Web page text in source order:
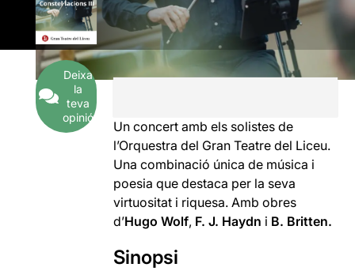
Deixa
la
teva
opinió
Un concert amb els solistes de
l’Orquestra del Gran Teatre del Liceu.
Una combinació única de música i
poesia que destaca per la seva
virtuositat i riquesa. Amb obres
d’Hugo Wolf, F. J. Haydn i B. Britten.
Sinopsi